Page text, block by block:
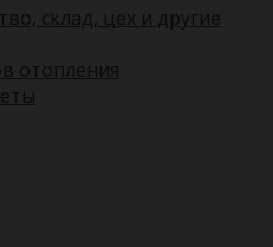
склад, цех и другие
отопления